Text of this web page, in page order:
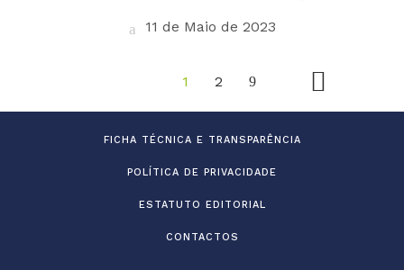
11 de Maio de 2023
1 2
FICHA TÉCNICA E TRANSPARÊNCIA
POLÍTICA DE PRIVACIDADE
ESTATUTO EDITORIAL
CONTACTOS